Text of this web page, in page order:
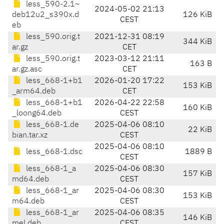
less_590-2.1~
deb12u2_s390x.d
eb
2024-05-02 21:13
CEST
126 KiB
less_590.orig.t
ar.gz
2021-12-31 08:19
CET
344 KiB
less_590.orig.t
ar.gz.asc
2023-03-12 21:11
CET
163 B
less_668-1+b1
_arm64.deb
2026-01-20 17:22
CET
153 KiB
less_668-1+b1
_loong64.deb
2026-04-22 22:58
CEST
160 KiB
less_668-1.de
bian.tar.xz
2025-04-06 08:10
CEST
22 KiB
less_668-1.dsc
2025-04-06 08:10
CEST
1889 B
less_668-1_a
md64.deb
2025-04-06 08:30
CEST
157 KiB
less_668-1_ar
m64.deb
2025-04-06 08:30
CEST
153 KiB
less_668-1_ar
2025-04-06 08:35
146 KiB